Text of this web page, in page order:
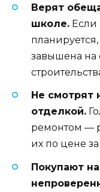
Верят
школе. Если
завышена на
Не смотрят
отделкой.
ремонтом —
их по цене
Покупают